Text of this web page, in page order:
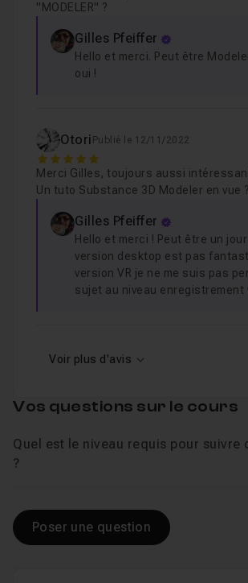
"MODELER" ?
Gilles Pfeiffer
Hello et merci. Peut être
oui !
Otori Publié le 12/11/2022
5
Merci Gilles, toujours aussi
Un tuto Substance 3D Modeler en vue ?
Gilles Pfeiffer
Hello et merci ! Peut être un
version desktop est pas
version VR je ne me suis pas
sujet au niveau enregistrement
Voir plus d'avis
Vos questions sur le cours
Quel est le niveau requis pour suivre
?
Poser une question